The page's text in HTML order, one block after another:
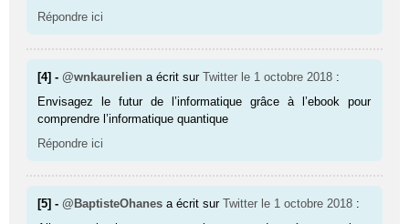
Répondre ici
[4] -@wnkaurelien a écrit surTwitter le 1 octobre 2018 :
Envisagez le futur de l’informatique grâce à l’ebook pour
comprendre l’informatique quantique
Répondre ici
[5] -@BaptisteOhanes a écrit surTwitter le 1 octobre 2018 :